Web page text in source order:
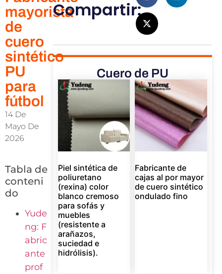
mayorista
de
cuero
sintético
PU
para
fútbol
14 De
Mayo De
2026
Tabla de
conteni
do
Yude
ng: F
abric
ante
prof
Compartir:
Cuero de PU
Piel sintética de
poliuretano
(rexina) color
blanco cremoso
para sofás y
muebles
(resistente a
arañazos,
suciedad e
hidrólisis).
Fabricante de
cajas al por mayor
de cuero sintético
ondulado fino